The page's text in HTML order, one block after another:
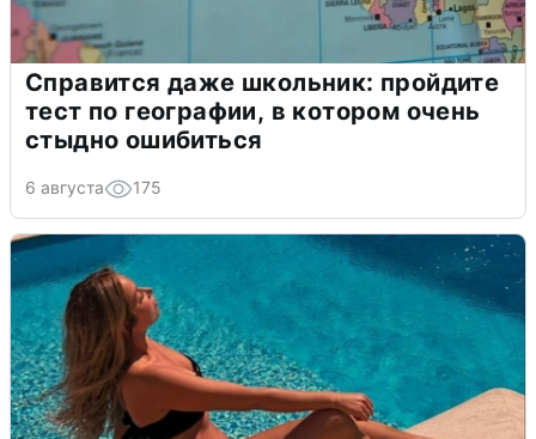
Справится даже школьник: пройдите
тест по географии, в котором очень
стыдно ошибиться
6 августа 175